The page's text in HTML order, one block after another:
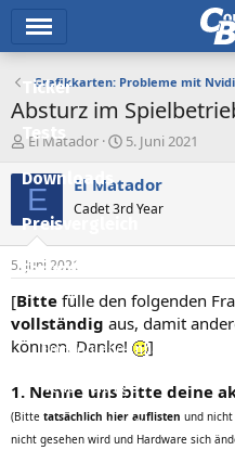
Ticker
Tests
Downloads
Preisvergleich
Forum
Aktuelles
Empfohlene Inhalte
Neue Beiträge
Neueste Aktivitäten
Grafikkarten: Probleme mit
Absturz im
E
s
e
e
r
El Matador
E
s
e
t
a
5. Juni 2021
E El Matador
Cadet 3rd Year
5. Juni 2021
[Bitte fülle den folgenden
vollständig aus, damit
können. Danke!
]
1. Nenne uns bitte deine
(Bitte tatsächlich hier auflisten und
nicht gesehen wird und Hardware sich